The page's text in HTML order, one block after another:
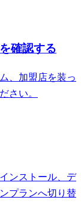
確認する
、加盟店を装っ
さい。
ンストール、デ
プランへ切り替